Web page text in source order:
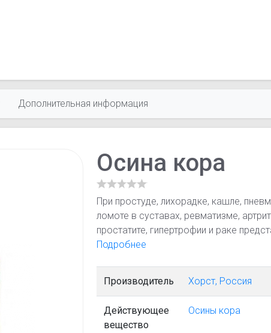
Дополнительная информация
Осина кора
При простуде, лихорадке, кашле,
ломоте в суставax, ревматизме,
простатите, гипертрофии и раке
мочевого пузыря (в т. ч. острый и
мастопатии, обильных менструациях,
Подробнее
Производитель Хорст, Россия
Действующее
вещество
Осины кора